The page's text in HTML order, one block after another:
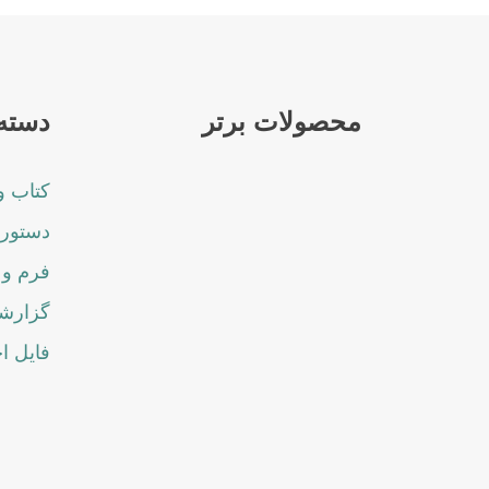
محصولات برتر
کتاب
فرم
فایل